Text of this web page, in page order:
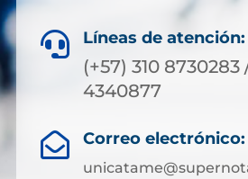
 Líneas de atención:
(+57) 310 8730283
4340877
 Correo electrónico: